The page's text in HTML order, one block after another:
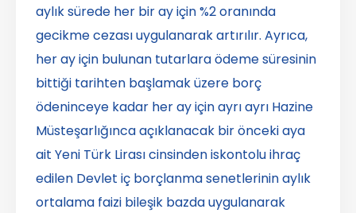
aylık sürede her bir ay için %2 oranında
gecikme cezası uygulanarak artırılır. Ayrıca,
her ay için bulunan tutarlara ödeme süresinin
bittiği tarihten başlamak üzere borç
ödeninceye kadar her ay için ayrı ayrı Hazine
Müsteşarlığınca açıklanacak bir önceki aya
ait Yeni Türk Lirası cinsinden iskontolu ihraç
edilen Devlet iç borçlanma senetlerinin aylık
ortalama faizi bileşik bazda uygulanarak